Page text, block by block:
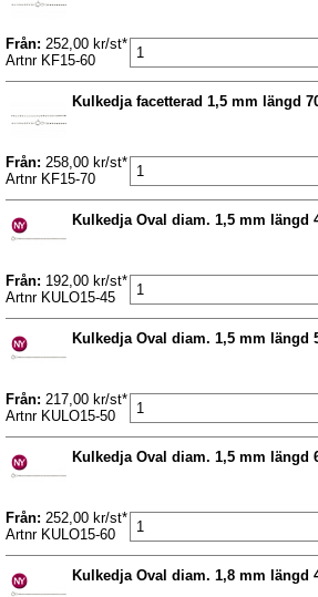
Från: 252,00 kr/st*
Artnr KF15-60
Kulkedja facetterad 1,5 mm längd
Från: 258,00 kr/st*
Artnr KF15-70
Kulkedja Oval diam. 1,5 mm längd
Från: 192,00 kr/st*
Artnr KULO15-45
Kulkedja Oval diam. 1,5 mm längd
Från: 217,00 kr/st*
Artnr KULO15-50
Kulkedja Oval diam. 1,5 mm längd
Från: 252,00 kr/st*
Artnr KULO15-60
Kulkedja Oval diam. 1,8 mm längd